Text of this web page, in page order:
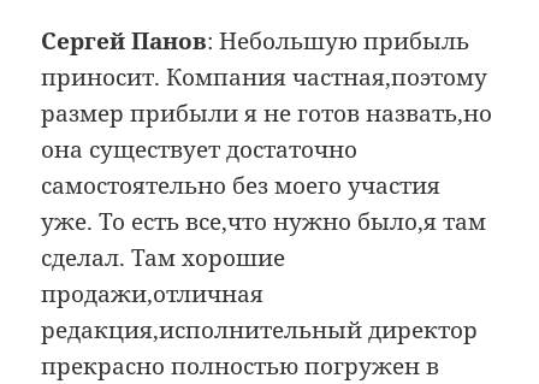
Сергей Панов: Небольшую прибыль
приносит. Компания частная,поэтому
размер прибыли я не готов назвать,но
она существует достаточно
самостоятельно без моего участия
уже. То есть все,что нужно было,я там
сделал. Там хорошие
продажи,отличная
редакция,исполнительный директор
прекрасно полностью погружен в